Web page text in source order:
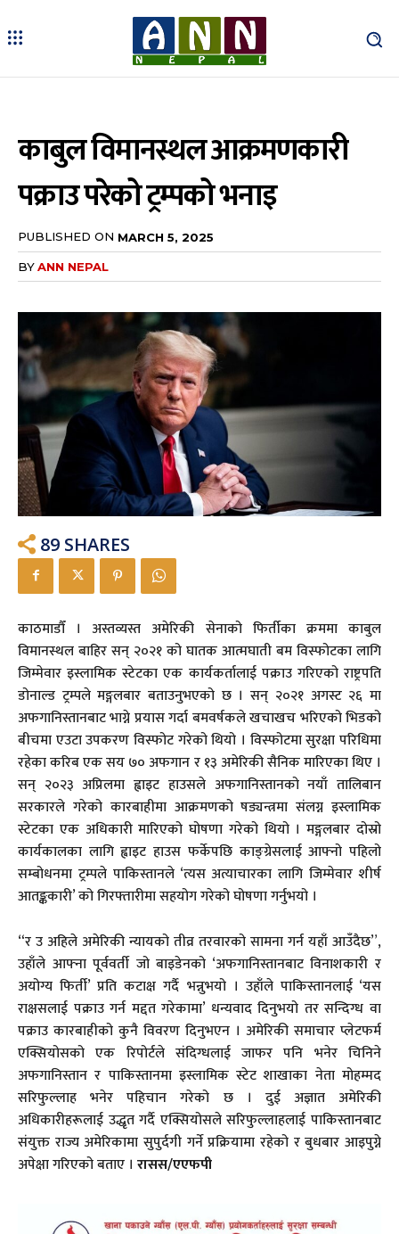
काबुल विमानस्थल आक्रमणकारी
पक्राउ परेको ट्रम्पको भनाइ
PUBLISHED ON MARCH 5, 2025
BYANN NEPAL
89 SHARES
काठमाडौँ । अस्तव्यस्त अमेरिकी सेनाको फिर्तीका क्रममा काबुल
विमानस्थल बाहिर सन् २०२१ को घातक आत्मघाती बम विस्फोटका लागि
जिम्मेवार इस्लामिक स्टेटका एक कार्यकर्तालाई पक्राउ गरिएको राष्ट्रपति
डोनाल्ड ट्रम्पले मङ्गलबार बताउनुभएको छ । सन् २०२१ अगस्ट २६ मा
अफगानिस्तानबाट भाग्ने प्रयास गर्दा बमवर्षकले खचाखच भरिएको भिडको
बीचमा एउटा उपकरण विस्फोट गरेको थियो । विस्फोटमा सुरक्षा परिधिमा
रहेका करिब एक सय ७० अफगान र १३ अमेरिकी सैनिक मारिएका थिए ।
सन् २०२३ अप्रिलमा ह्वाइट हाउसले अफगानिस्तानको नयाँ तालिबान
सरकारले गरेको कारबाहीमा आक्रमणको षड्यन्त्रमा संलग्न इस्लामिक
स्टेटका एक अधिकारी मारिएको घोषणा गरेको थियो । मङ्गलबार दोस्रो
कार्यकालका लागि ह्वाइट हाउस फर्केपछि काङ्ग्रेसलाई आफ्नो पहिलो
सम्बोधनमा ट्रम्पले पाकिस्तानले ‘त्यस अत्याचारका लागि जिम्मेवार शीर्ष
आतङ्ककारी’ को गिरफ्तारीमा सहयोग गरेको घोषणा गर्नुभयो ।
“र उ अहिले अमेरिकी न्यायको तीव्र तरवारको सामना गर्न यहाँ आउँदैछ”,
उहाँले आफ्ना पूर्ववर्ती जो बाइडेनको ‘अफगानिस्तानबाट विनाशकारी र
अयोग्य फिर्ती’ प्रति कटाक्ष गर्दै भन्नुभयो । उहाँले पाकिस्तानलाई ‘यस
राक्षसलाई पक्राउ गर्न मद्दत गरेकामा’ धन्यवाद दिनुभयो तर सन्दिग्ध वा
पक्राउ कारबाहीको कुनै विवरण दिनुभएन । अमेरिकी समाचार प्लेटफर्म
एक्सियोसको एक रिपोर्टले संदिग्धलाई जाफर पनि भनेर चिनिने
अफगानिस्तान र पाकिस्तानमा इस्लामिक स्टेट शाखाका नेता मोहम्मद
सरिफुल्लाह भनेर पहिचान गरेको छ । दुई अज्ञात अमेरिकी
अधिकारीहरूलाई उद्धृत गर्दै एक्सियोसले सरिफुल्लाहलाई पाकिस्तानबाट
संयुक्त राज्य अमेरिकामा सुपुर्दगी गर्ने प्रक्रियामा रहेको र बुधबार आइपुग्ने
अपेक्षा गरिएको बताए । रासस/एएफपी